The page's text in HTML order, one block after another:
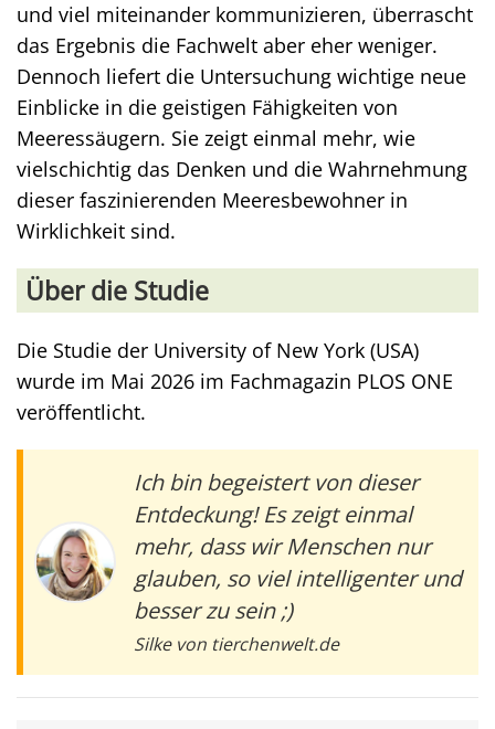
und viel miteinander kommunizieren, überrascht
das Ergebnis die Fachwelt aber eher weniger.
Dennoch liefert die Untersuchung wichtige neue
Einblicke in die geistigen Fähigkeiten von
Meeressäugern. Sie zeigt einmal mehr, wie
vielschichtig das Denken und die Wahrnehmung
dieser faszinierenden Meeresbewohner in
Wirklichkeit sind.
Über die Studie
Die Studie der University of New York (USA)
wurde im Mai 2026 im Fachmagazin PLOS ONE
veröffentlicht.
Ich bin begeistert von dieser
Entdeckung! Es zeigt einmal
mehr, dass wir Menschen nur
glauben, so viel intelligenter und
besser zu sein ;)
Silke von tierchenwelt.de